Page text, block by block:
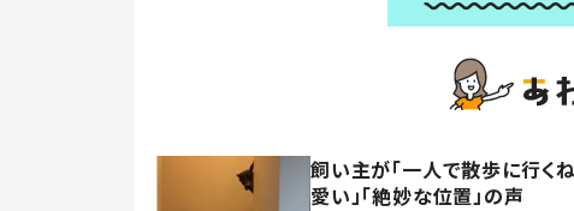
飼い主が「一人で散歩に行く
愛い」「絶妙な位置」の声